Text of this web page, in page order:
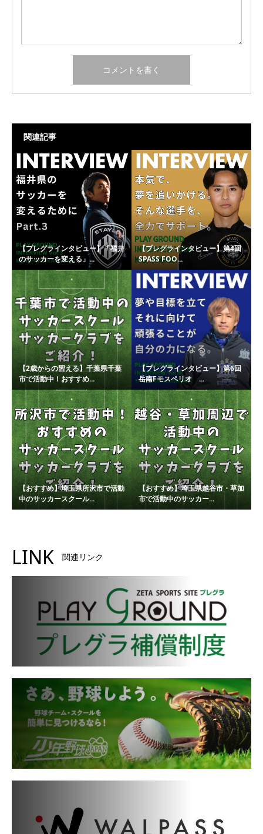
関連記事
【プレグラインタビュー】「福井
のサッカーを変える」...
【プレグラインタビュー】第4回
SPASS FOO...
【2歳からの習える】千葉県千葉
市で活動中！おすすめ...
【プレグラインタビュー】第6回
岳南Fモスペリオ ...
【おすすめ】埼玉県所沢市で活動
中のサッカースクール...
【おすすめ】埼玉県越谷市・草加
市で活動中のサッカー...
LINK 関連リンク